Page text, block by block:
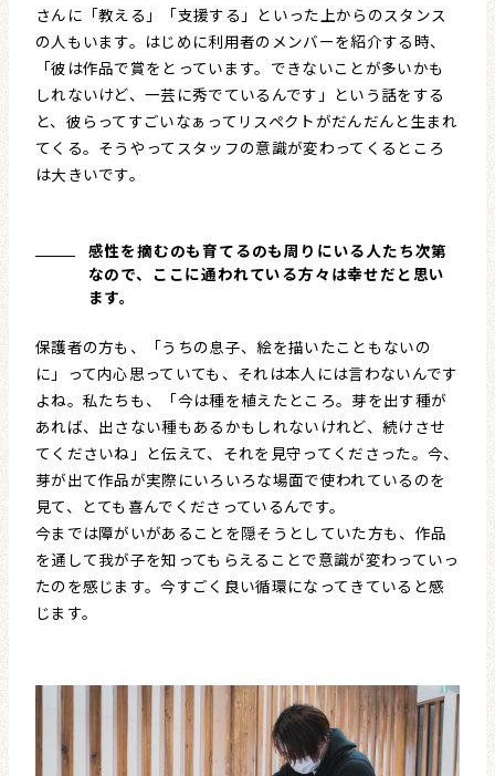
さんに「教える」「支援する」といった上からのスタンス
の人もいます。はじめに利用者のメンバーを紹介する時、
「彼は作品で賞をとっています。できないことが多いかも
しれないけど、一芸に秀でているんです」という話をする
と、彼らってすごいなぁってリスペクトがだんだんと生まれ
てくる。そうやってスタッフの意識が変わってくるところ
は大きいです。
感性を摘むのも育てるのも周りにいる人たち次第
なので、ここに通われている方々は幸せだと思い
ます。
保護者の方も、「うちの息子、絵を描いたこともないの
に」って内心思っていても、それは本人には言わないんです
よね。私たちも、「今は種を植えたところ。芽を出す種が
あれば、出さない種もあるかもしれないけれど、続けさせ
てくださいね」と伝えて、それを見守ってくださった。今、
芽が出て作品が実際にいろいろな場面で使われているのを
見て、とても喜んでくださっているんです。
今までは障がいがあることを隠そうとしていた方も、作品
を通して我が子を知ってもらえることで意識が変わっていっ
たのを感じます。今すごく良い循環になってきていると感
じます。